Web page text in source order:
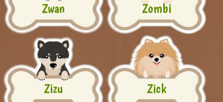
Zwan Zombi
Zizu Zick